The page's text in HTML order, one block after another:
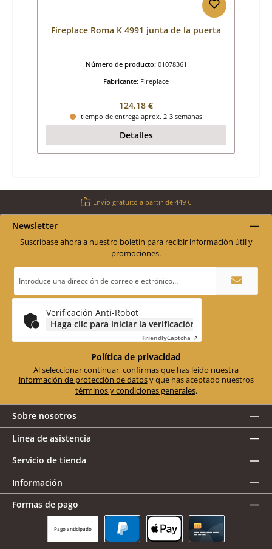
Fireplace Roma K 4991 junta de la puerta
Número de producto: 01078361
Fabricante: Fireplace
Precio normal:
124,18 €
tiempo de entrega aprox. 2-3 semanas
Detalles
Envío gratuito a partir de 449 €
Newsletter
Suscríbase ahora a nuestro boletín para recibir información útil y
promociones.
de
correo
electrónico
Verificación Anti-Robot
Haga clic para iniciar la verificación
FriendlyCaptcha ⇗
Política de privacidad
información de protección de datos
y que has aceptado nuestros
términos y condiciones generales.
Sobre nosotros
Línea de asistencia
Servicio de tienda
Información
Formas de pago
Pago anticipado